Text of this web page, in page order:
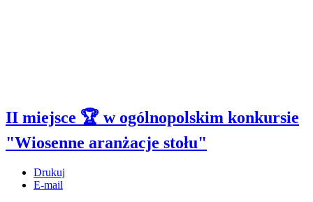
II miejsce 🏆 w ogólnopolskim konkursie
"Wiosenne aranżacje stołu"
Drukuj
E-mail